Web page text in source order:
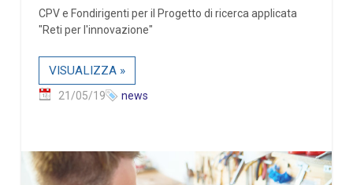
CPV e Fondirigenti per il Progetto di ricerca applicata
"Reti per l'innovazione"
VISUALIZZA »
21/05/19 news